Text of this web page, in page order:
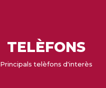
TELÈFONS
Principals telèfons d'interès